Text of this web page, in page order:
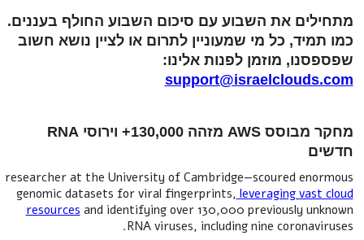
מתחילים את השבוע עם סיכום השבוע החולף בעננים.
כמו תמיד, כל מי שמעוניין לתרום או לציין נושא חשוב
שפספסנו, מוזמן לפנות אלינו:
support@israelclouds.com
מחקר מבוסס AWS מזהה 130,000+ וירוסי RNA
חדשים
researcher at the University of Cambridge—scoured enormous
genomic datasets for viral fingerprints, leveraging vast cloud
resources and identifying over 130,000 previously unknown
RNA viruses, including nine coronaviruses.